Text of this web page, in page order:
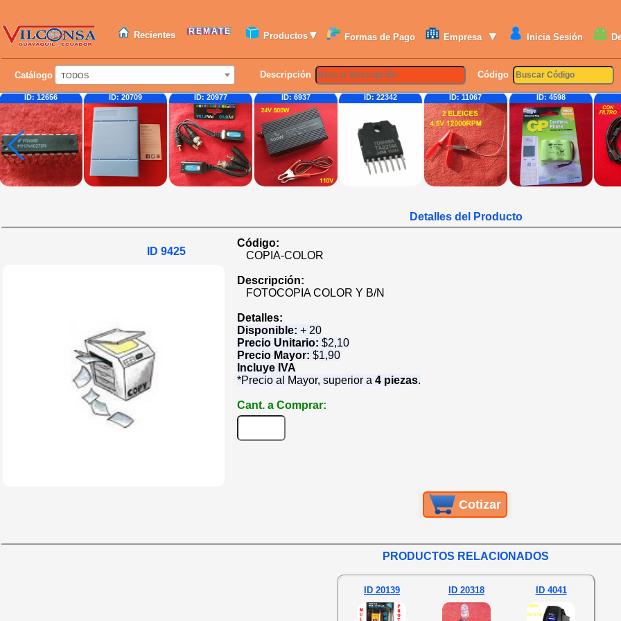
Recientes REMATE Productos ▾ Formas de Pago Empresa ▾ Inicia Sesión
Catálogo TODOS Descripción Código
ID: 20709 ID: 20977 ID: 6937 ID: 22342 ID: 11067 ID: 4598 ID: 7469
Detalles del Producto
ID 9425
Código:
COPIA-COLOR
Descripción:
FOTOCOPIA COLOR Y B/N
Detalles:
Disponible: + 20
Precio Unitario: $2,10
Precio Mayor: $1,90
Incluye IVA
*Precio al Mayor, superior a 4 piezas.
Cant. a Comprar:
Cotizar
PRODUCTOS RELACIONADOS
ID 20139 ID 20318 ID 4041